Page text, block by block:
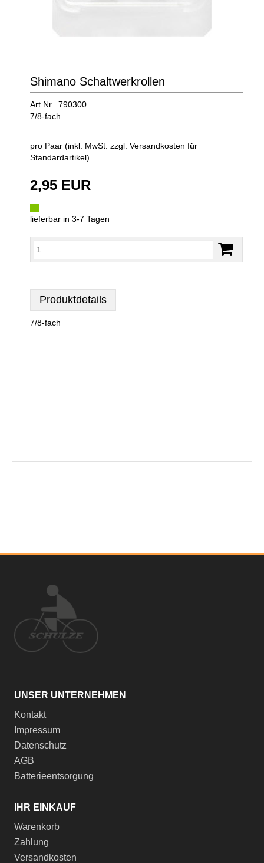
Shimano Schaltwerkrollen
Art.Nr. 790300
7/8-fach
pro Paar (inkl. MwSt. zzgl. Versandkosten für
Standardartikel)
2,95 EUR
lieferbar in 3-7 Tagen
Produktdetails
7/8-fach
UNSER UNTERNEHMEN
Kontakt
Impressum
Datenschutz
AGB
Batterieentsorgung
IHR EINKAUF
Warenkorb
Zahlung
Versandkosten